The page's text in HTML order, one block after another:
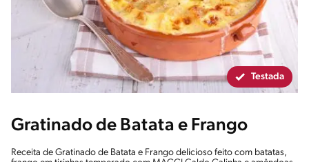
Testada
Gratinado de Batata e Frango
Receita de Gratinado de Batata e Frango delicioso feito com batatas,